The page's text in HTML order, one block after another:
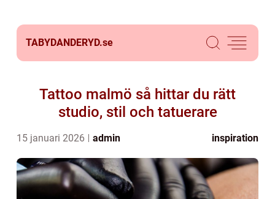
TABYDANDERYD.se
Tattoo malmö så hittar du rätt
studio, stil och tatuerare
15 januari 2026 admin inspiration